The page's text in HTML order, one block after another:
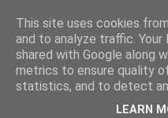
This site uses cookies
and to analyze traffic.
shared with Google along
metrics to ensure quality
statistics, and to detect
LEARN